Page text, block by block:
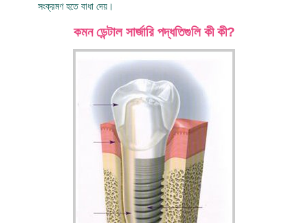
সংক্রমণ হতে বাধা দেয়।
কমন ডেন্টাল সার্জারি পদ্ধতিগুলি কী কী?